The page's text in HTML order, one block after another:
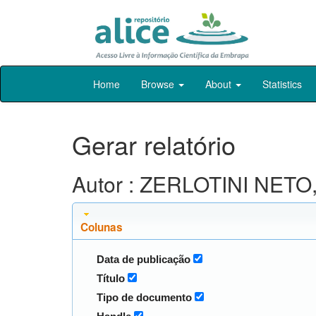
Skip
Home Browse About Statistics
Gerar relatório
Autor : ZERLOTINI
Colunas
Data de publicação
Título
Tipo de documento